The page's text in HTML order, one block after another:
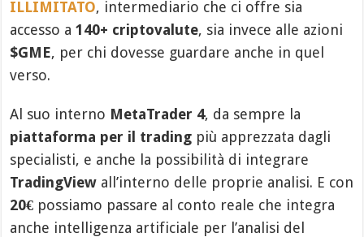
ILLIMITATO, intermediario che ci offre sia
accesso a140+ criptovalute, sia invece alle azioni
$GME, per chi dovesse guardare anche in quel
verso.
Al suo interno MetaTrader 4, da sempre la
piattaforma per il trading più apprezzata dagli
specialisti, e anche la possibilità di integrare
TradingView all’interno delle proprie analisi. E con
20€ possiamo passare al conto reale che integra
anche intelligenza artificiale per l’analisi del